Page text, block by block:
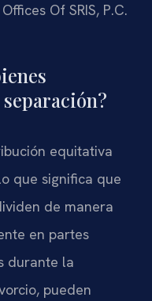
Of SRIS, P.C.
equitativa
que significa que
de manera
en partes
durante la
pueden